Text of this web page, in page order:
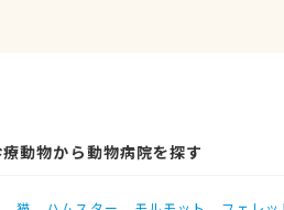
動物から動物病院を探す